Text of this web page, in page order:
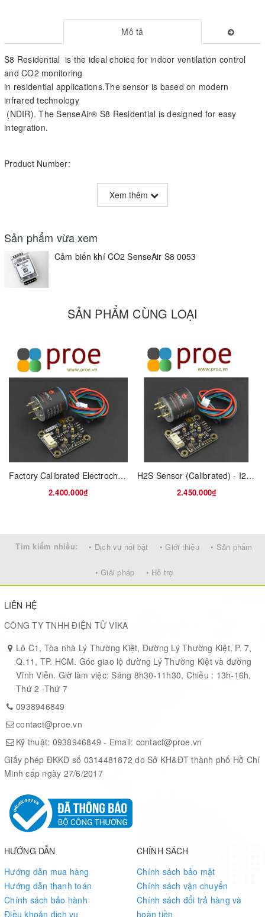
Mô tả
S8 Residential is the ideal choice for indoor ventilation control
and CO2 monitoring
in residential applications.The sensor is based on modern
infrared technology
(NDIR). The SenseAir® S8 Residential is designed for easy
integration.
Product Number:
400 to 2000 ppm (0 to 10 000 ppm extended)
Power supply:
4.5 V to 5.25 V DC
Open > 1000 ppm, Closed < 800 ppm
0 to 100 % duty cycle for 0 to 2000 ppm
Communication:
UART (Modbus)
Operation temperature:
Dimensions (H x W x D):
± 70 ppm ± 3% of reading at 5 to 30°C, 20-70%RH
Xem thêm
Sản phẩm vừa xem
Cảm biến khí CO2 SenseAir S8 0053
SẢN PHẨM CÙNG LOẠI
Factory Calibrated Electrochemical CO Sensor (0-1000 ppm, I2C & UART)
2.400.000₫
H2S Sensor (Calibrated) - I2C & UART
2.450.000₫
Tìm kiếm nhiều: • Dịch vụ nổi bật • Giới thiệu • Sản phẩm
• Giải pháp • Hỗ trợ
LIÊN HỆ
CÔNG TY TNHH ĐIỆN TỬ VIKA
Lô C1, Tòa nhà Lý Thường Kiệt, Đường Lý Thường Kiệt, P. 7,
Q.11, TP. HCM. Góc giao lộ đường Lý Thường Kiệt và đường
Vĩnh Viễn. Giờ làm việc: Sáng 8h30-11h30, Chiều : 13h-16h,
Thứ 2 -Thứ 7
0938946849
contact@proe.vn
Kỹ thuật: 0938946849 - Email: contact@proe.vn
Giấy phép ĐKKD số 0314481872 do Sở KH&ĐT thành phố Hồ Chí
Minh cấp ngày 27/6/2017
HƯỚNG DẪN
Hướng dẫn mua hàng
Hướng dẫn thanh toán
Chính sách bảo hành
Điều khoản dịch vụ
CHÍNH SÁCH
Chính sách bảo mật
Chính sách vận chuyển
Chính sách đổi trả hàng và
hoàn tiền